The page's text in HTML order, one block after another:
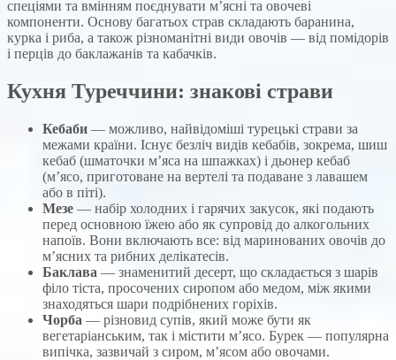
спеціями та вмінням поєднувати м’ясні та овочеві
компоненти. Основу багатьох страв складають баранина,
курка і риба, а також різноманітні види овочів — від помідорів
і перців до баклажанів та кабачків.
Кухня Туреччини: знакові страви
Кебаби — можливо, найвідоміші турецькі страви за
межами країни. Існує безліч видів кебабів, зокрема, шиш
кебаб (шматочки м’яса на шпажках) і дьонер кебаб
(м’ясо, приготоване на вертелі та подаване з лавашем
або в піті).
Мезе — набір холодних і гарячих закусок, які подають
перед основною їжею або як супровід до алкогольних
напоїв. Вони включають все: від маринованих овочів до
м’ясних та рибних делікатесів.
Баклава — знаменитий десерт, що складається з шарів
філо тіста, просочених сиропом або медом, між якими
знаходяться шари подрібнених горіхів.
Чорба — різновид супів, який може бути як
вегетаріанським, так і містити м’ясо. Бурек — популярна
випічка, зазвичай з сиром, м’ясом або овочами.